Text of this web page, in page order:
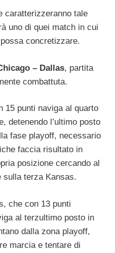
caratterizzeranno tale
uno di quei match in cui
concretizzare.
– Dallas, partita
combattuta.
15 punti naviga al quarto
detenendo l’ultimo posto
fase playoff, necessario
faccia risultato in
posizione cercando al
terza Kansas.
che con 13 punti
al terzultimo posto in
dalla zona playoff,
marcia e tentare di